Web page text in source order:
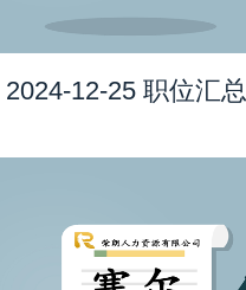
12-25 职位汇总